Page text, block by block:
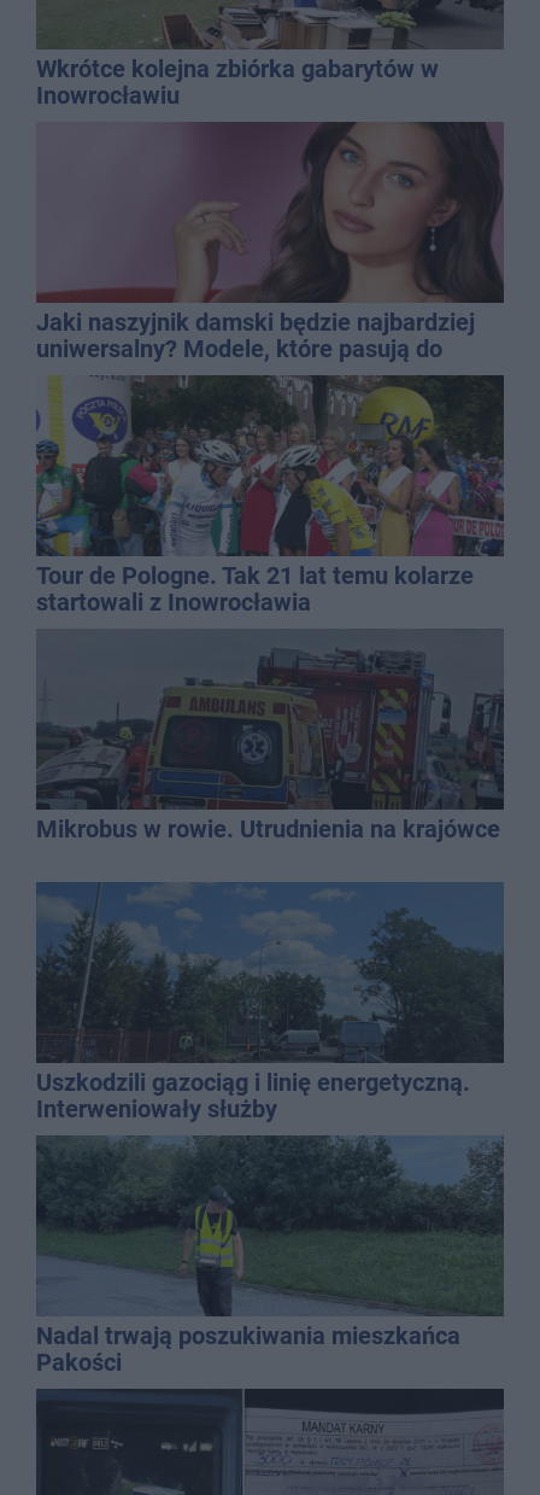
Wkrótce kolejna zbiórka gabarytów w
Inowrocławiu
Jaki naszyjnik damski będzie najbardziej
uniwersalny? Modele, które pasują do
wielu stylizacji
Tour de Pologne. Tak 21 lat temu kolarze
startowali z Inowrocławia
Mikrobus w rowie. Utrudnienia na krajówce
Uszkodzili gazociąg i linię energetyczną.
Interweniowały służby
Nadal trwają poszukiwania mieszkańca
Pakości